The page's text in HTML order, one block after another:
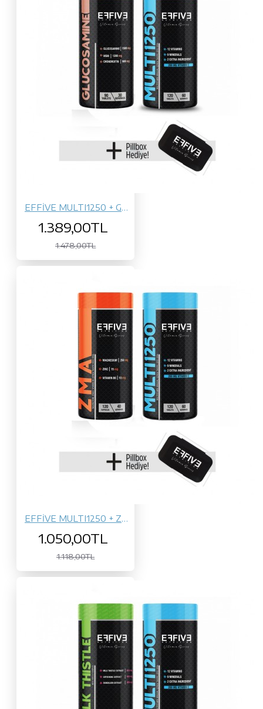
EFFİVE MULTI1250 + GLUCOSAMİNE
1.389,00TL
1.478,00TL
EFFİVE MULTI1250 + ZMA
1.050,00TL
1.118,00TL